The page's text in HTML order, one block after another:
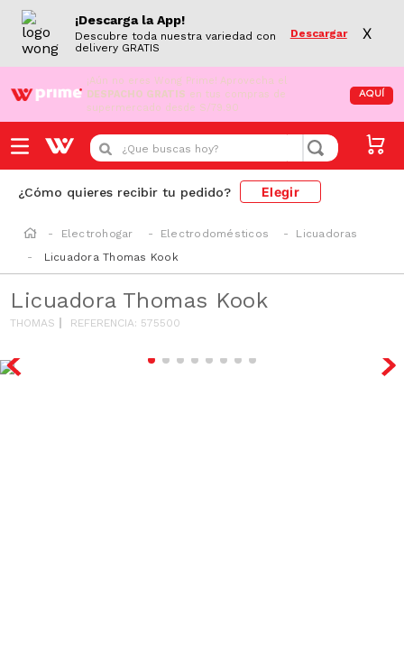
¡Descarga la App!
Descubre toda nuestra variedad con
delivery GRATIS
Descargar X
¡Aún no eres Wong Prime! Aprovecha el
DESPACHO GRATIS en tus compras de
supermercado desde S/79.90
AQUÍ
¿Que buscas hoy?
¿Cómo quieres recibir tu pedido? Elegir
Electrohogar Electrodomésticos
Licuadoras
Licuadora Thomas Kook
Licuadora Thomas Kook
THOMAS REFERENCIA: 575500